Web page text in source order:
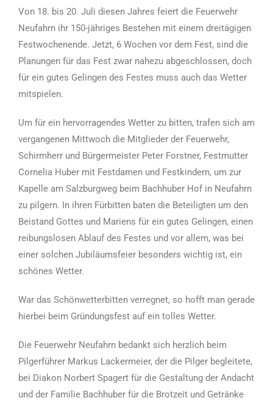
Von 18. bis 20. Juli diesen Jahres feiert die Feuerwehr
Neufahrn ihr 150-jähriges Bestehen mit einem dreitägigen
Festwochenende. Jetzt, 6 Wochen vor dem Fest, sind die
Planungen für das Fest zwar nahezu abgeschlossen, doch
für ein gutes Gelingen des Festes muss auch das Wetter
mitspielen.
Um für ein hervorragendes Wetter zu bitten, trafen sich am
vergangenen Mittwoch die Mitglieder der Feuerwehr,
Schirmherr und Bürgermeister Peter Forstner, Festmutter
Cornelia Huber mit Festdamen und Festkindern, um zur
Kapelle am Salzburgweg beim Bachhuber Hof in Neufahrn
zu pilgern. In ihren Fürbitten baten die Beteiligten um den
Beistand Gottes und Mariens für ein gutes Gelingen, einen
reibungslosen Ablauf des Festes und vor allem, was bei
einer solchen Jubiläumsfeier besonders wichtig ist, ein
schönes Wetter.
War das Schönwetterbitten verregnet, so hofft man gerade
hierbei beim Gründungsfest auf ein tolles Wetter.
Die Feuerwehr Neufahrn bedankt sich herzlich beim
Pilgerführer Markus Lackermeier, der die Pilger begleitete,
bei Diakon Norbert Spagert für die Gestaltung der Andacht
und der Familie Bachhuber für die Brotzeit und Getränke